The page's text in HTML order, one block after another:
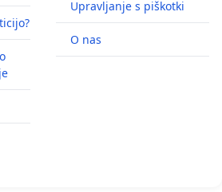
Upravljanje s piškotki
O nas